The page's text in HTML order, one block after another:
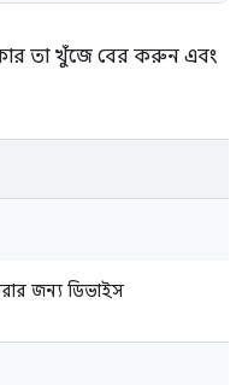
তা খুঁজে বের করুন এবং
জন্য ডিভাইস